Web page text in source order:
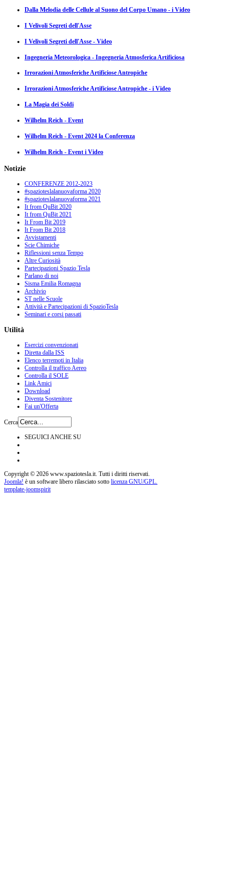
Dalla Melodia delle Cellule al Suono del Corpo Umano - i Video
I Velivoli Segreti dell'Asse
I Velivoli Segreti dell'Asse - Video
Ingegneria Meteorologica - Ingegneria Atmosferica Artificiosa
Irrorazioni Atmosferiche Artificiose Antropiche
Irrorazioni Atmosferiche Artificiose Antropiche - i Video
La Magia dei Soldi
Wilhelm Reich - Event
Wilhelm Reich - Event 2024 la Conferenza
Wilhelm Reich - Event i Video
Notizie
CONFERENZE 2012-2023
#spazioteslalanuovaforma 2020
#spazioteslalanuovaforma 2021
It from QuBit 2020
It from QuBit 2021
It From Bit 2019
It From Bit 2018
Avvistamenti
Scie Chimiche
Riflessioni senza Tempo
Altre Curiosità
Partecipazioni Spazio Tesla
Parlano di noi
Sisma Emilia Romagna
Archivio
ST nelle Scuole
Attività e Partecipazioni di SpazioTesla
Seminari e corsi passati
Utilità
Esercizi convenzionati
Diretta dalla ISS
Elenco terremoti in Italia
Controlla il traffico Aereo
Controlla il SOLE
Link Amici
Download
Diventa Sostenitore
Fai un'Offerta
Cerca
SEGUICI ANCHE SU
Copyright © 2026 www.spaziotesla.it. Tutti i diritti riservati.
Joomla! è un software libero rilasciato sotto licenza GNU/GPL.
template-joomspirit